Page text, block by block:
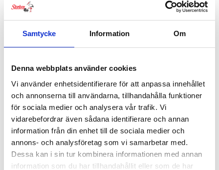
Samtycke Information Om
Denna webbplats använder cookies
Vi använder enhetsidentifierare för att anpassa innehållet
och annonserna till användarna, tillhandahålla funktioner
för sociala medier och analysera vår trafik. Vi
vidarebefordrar även sådana identifierare och annan
information från din enhet till de sociala medier och
annons- och analysföretag som vi samarbetar med.
Dessa kan i sin tur kombinera informationen med annan
information som du har tillhandahållit eller som de har